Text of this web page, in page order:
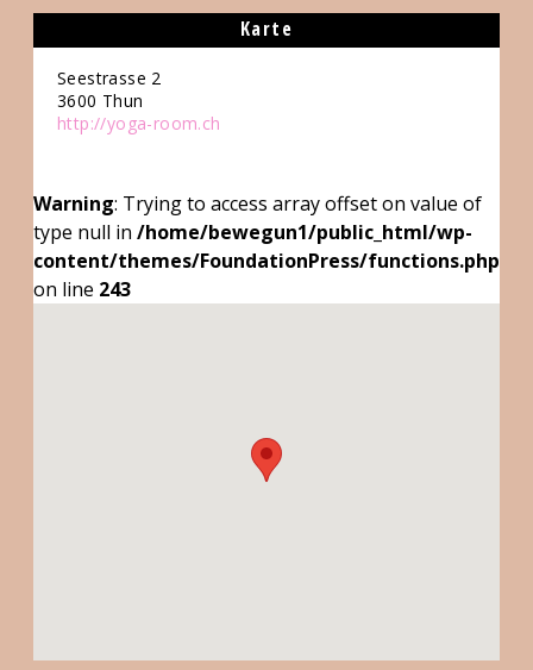
Karte
Seestrasse 2
3600 Thun
http://yoga-room.ch
Warning: Trying to access array offset on value of
type null in /home/bewegun1/public_html/wp-
content/themes/FoundationPress/functions.php
on line 243